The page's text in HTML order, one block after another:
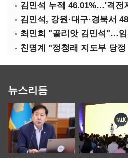
김민석, 강원·대구·경북서
뉴스리듬